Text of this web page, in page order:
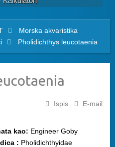
Morska akvaristika
Pholidichthys leucotaenia
Ispis E-mail
kao: Engineer Goby
: Pholidichthyidae